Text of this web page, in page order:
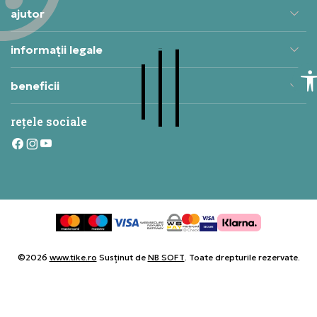
ajutor
informații legale
beneficii
rețele sociale
©2026 www.tike.ro Susținut de NB SOFT. Toate drepturile rezervate.